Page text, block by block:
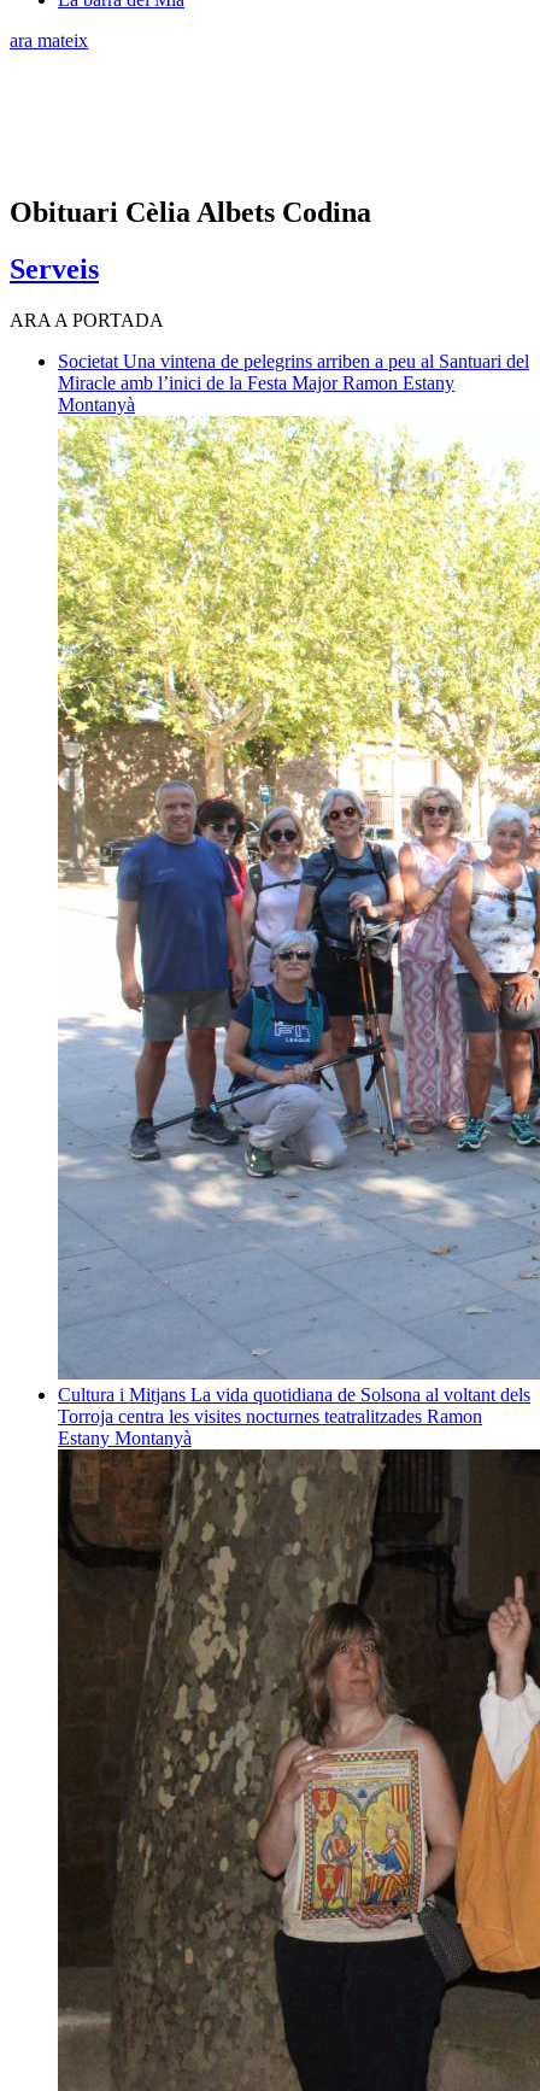
ara mateix
Obituari Cèlia Albets Codina
Serveis
ARA A PORTADA
Societat Una vintena de pelegrins arriben a peu al Santuari del
Miracle amb l’inici de la Festa MajorRamon Estany
Montanyà
Cultura i Mitjans La vida quotidiana de Solsona al voltant dels
Torroja centra les visites nocturnes teatralitzades Ramon
Estany Montanyà